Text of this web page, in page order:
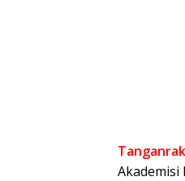
Akademisi